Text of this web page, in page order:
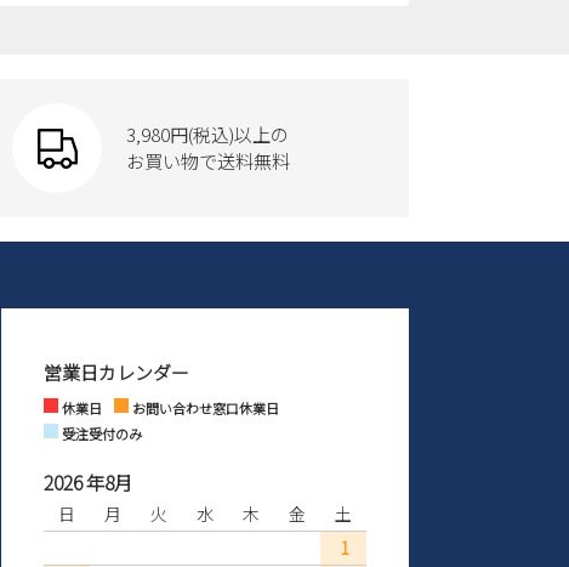
3,980円(税込)以上の
お買い物で送料無料
営業日カレンダー
休業日
お問い合わせ窓口休業日
受注受付のみ
2026 年8月
日 月 火 水 木 金
土
1